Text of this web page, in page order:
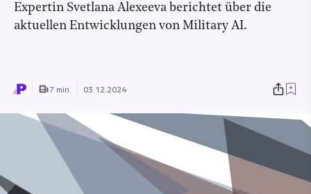
Expertin Svetlana Alexeeva berichtet über die
aktuellen Entwicklungen von Military AI.
7 min. 03.12.2024